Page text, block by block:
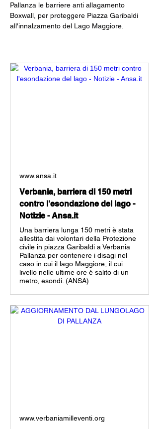
Pallanza le barriere anti allagamento
Boxwall, per proteggere Piazza Garibaldi
all'innalzamento del Lago Maggiore.
www.ansa.it
Verbania, barriera di 150 metri
contro l'esondazione del lago -
Notizie - Ansa.it
Una barriera lunga 150 metri è stata
allestita dai volontari della Protezione
civile in piazza Garibaldi a Verbania
Pallanza per contenere i disagi nel
caso in cui il lago Maggiore, il cui
livello nelle ultime ore è salito di un
metro, esondi. (ANSA)
www.verbaniamilleventi.org